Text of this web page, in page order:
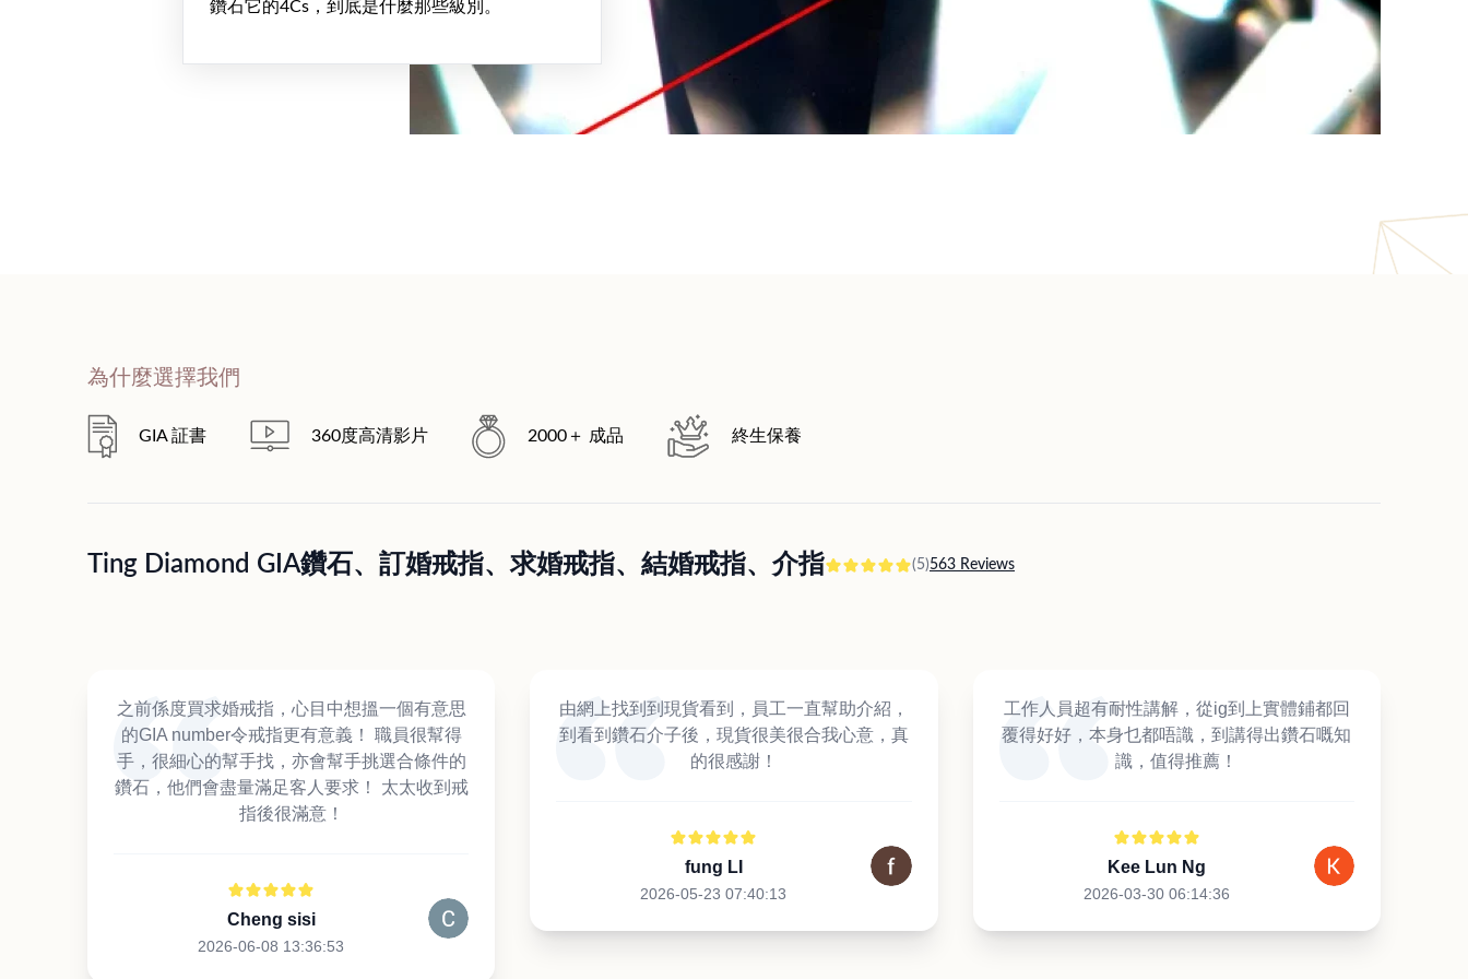
鑽石它的4Cs，到底是什麼那些級別。
為什麼選擇我們
GIA 証書 360度高清影片 2000＋ 成品 終生保養
Ting Diamond GIA鑽石、訂婚戒指、求婚戒指、結婚戒指、介指 (5)563 Reviews
之前係度買求婚戒指，心目中想搵一個有意思
的GIA number令戒指更有意義！ 職員很幫得
手，很細心的幫手找，亦會幫手挑選合條件的
鑽石，他們會盡量滿足客人要求！ 太太收到戒
指後很滿意！
Cheng sisi
2026-06-08 13:36:53
由網上找到到現貨看到，員工一直幫助介紹，
到看到鑽石介子後，現貨很美很合我心意，真
的很感謝！
fung LI
2026-05-23 07:40:13
工作人員超有耐性講解，從ig到上實體鋪都回
覆得好好，本身乜都唔識，到講得出鑽石嘅知
識，值得推薦！
Kee Lun Ng
2026-03-30 06:14:36